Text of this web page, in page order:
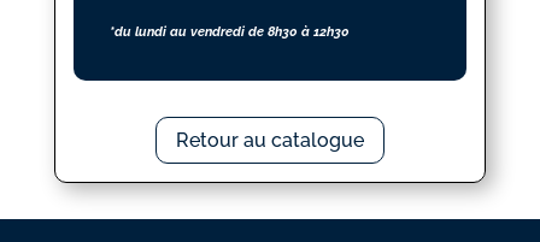
*du lundi au vendredi de 8h30 à 12h30
Retour au catalogue